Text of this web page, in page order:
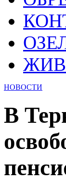
НОВОСТИ
В